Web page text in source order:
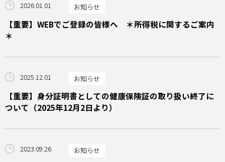
2026.01.01 お知らせ
【重要】WEBでご登録の皆様へ ＊所得税に関するご案内
＊
2025.12.01 お知らせ
【重要】身分証明書としての健康保険証の取り扱い終了に
ついて（2025年12月2日より）
2023.09.26 お知らせ